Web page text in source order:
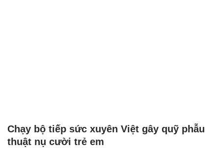
Chạy bộ tiếp sức xuyên Việt gây quỹ phẫu
thuật nụ cười trẻ em